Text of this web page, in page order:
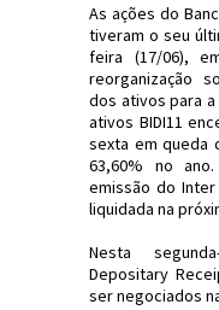
As ações do
tiveram o seu
feira (17/06),
reorganização
dos ativos para a
ativos BIDI11
sexta em queda
63,60% no
emissão do
liquidada na
Nesta
Depositary
ser negociados